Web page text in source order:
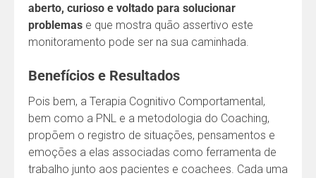
aberto, curioso e voltado para solucionar
problemas e que mostra quão assertivo este
monitoramento pode ser na sua caminhada.
Benefícios e Resultados
Pois bem, a Terapia Cognitivo Comportamental,
bem como a PNL e a metodologia do Coaching,
propõem o registro de situações, pensamentos e
emoções a elas associadas como ferramenta de
trabalho junto aos pacientes e coachees. Cada uma